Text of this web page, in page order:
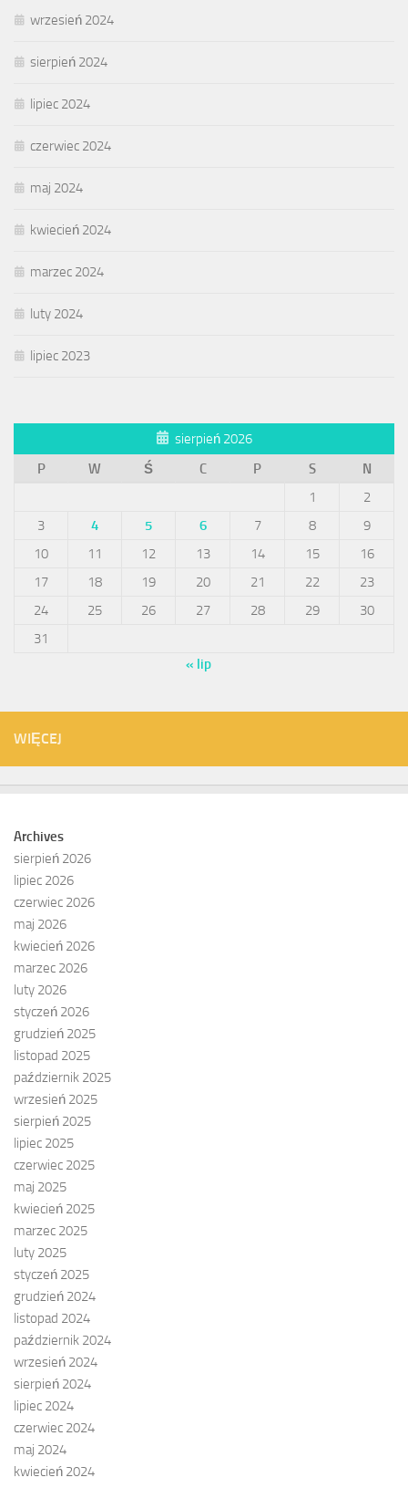
wrzesień 2024
sierpień 2024
lipiec 2024
czerwiec 2024
maj 2024
kwiecień 2024
marzec 2024
luty 2024
lipiec 2023
sierpień 2026
P
W Ś C P S
N
1
2
3
4 5 6 7 8
9
10
11 12 13 14 15
16
17
18 19 20 21 22
23
24
25 26 27 28 29
30
31
« lip
WIĘCEJ
Archives
sierpień 2026
lipiec 2026
czerwiec 2026
maj 2026
kwiecień 2026
marzec 2026
luty 2026
styczeń 2026
grudzień 2025
listopad 2025
październik 2025
wrzesień 2025
sierpień 2025
lipiec 2025
czerwiec 2025
maj 2025
kwiecień 2025
marzec 2025
luty 2025
styczeń 2025
grudzień 2024
listopad 2024
październik 2024
wrzesień 2024
sierpień 2024
lipiec 2024
czerwiec 2024
maj 2024
kwiecień 2024